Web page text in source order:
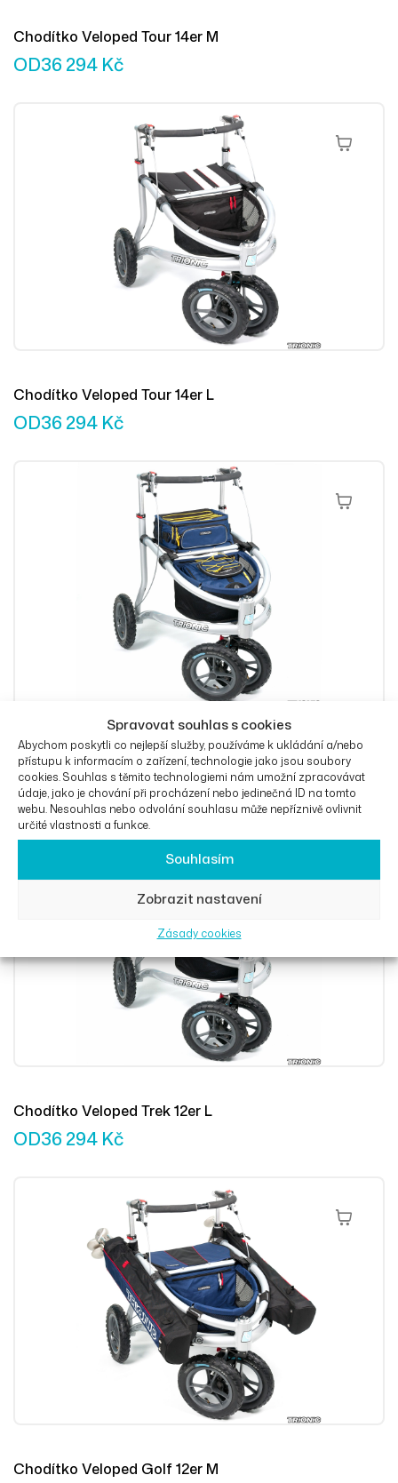
Spravovat souhlas s cookies
Abychom poskytli co nejlepší služby, používáme k ukládání a/nebo
přístupu k informacím o zařízení, technologie jako jsou soubory
cookies. Souhlas s těmito technologiemi nám umožní zpracovávat
údaje, jako je chování při procházení nebo jedinečná ID na tomto
webu. Nesouhlas nebo odvolání souhlasu může nepříznivě ovlivnit
určité vlastnosti a funkce.
Souhlasím
Zobrazit nastavení
Zásady cookies
Chodítko Veloped Tour 14er M
OD36 294 Kč
Výběr
Chodítko Veloped Tour 14er L
OD36 294 Kč
Výběr
Chodítko Veloped Trek 12er M
OD36 294Kč
Chodítko Veloped Trek 12er L
OD36 294 Kč
Výběr
Chodítko Veloped Golf 12er M